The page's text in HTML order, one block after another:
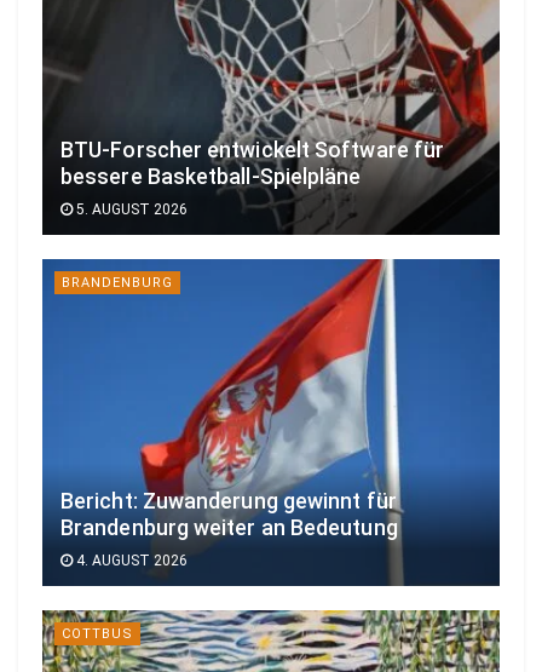
BTU-Forscher entwickelt Software für
bessere Basketball-Spielpläne
5. AUGUST 2026
BRANDENBURG
Bericht: Zuwanderung gewinnt für
Brandenburg weiter an Bedeutung
4. AUGUST 2026
COTTBUS